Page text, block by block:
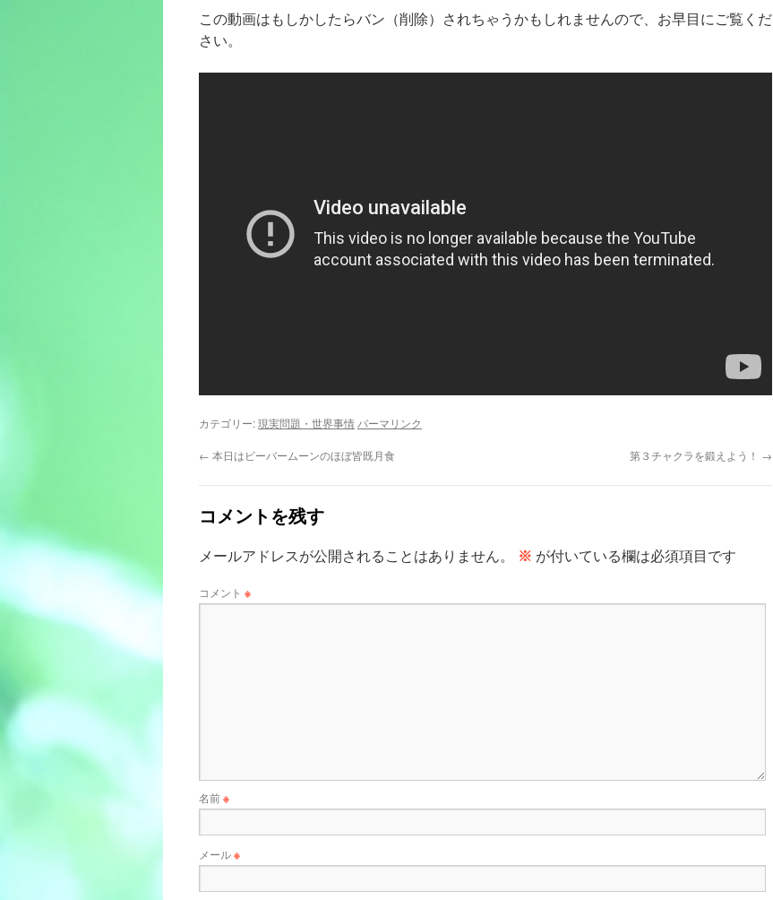
この動画はもしかしたらバン（削除）されちゃうかもしれませんので、お早目にご覧くだ
さい。
カテゴリー:現実問題・世界事情 パーマリンク
← 本日はビーバームーンのほぼ皆既月食 第３チャクラを鍛えよう！ →
コメントを残す
メールアドレスが公開されることはありません。 ※ が付いている欄は必須項目です
コメント ※
名前※
メール※